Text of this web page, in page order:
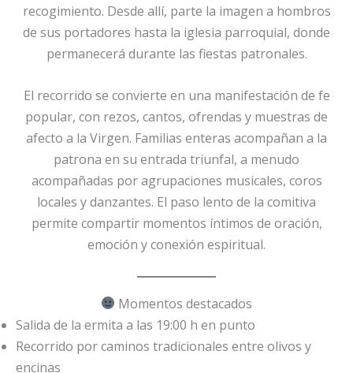
recogimiento. Desde allí, parte la imagen a hombros
de sus portadores hasta la iglesia parroquial, donde
permanecerá durante las fiestas patronales.
El recorrido se convierte en una manifestación de fe
popular, con rezos, cantos, ofrendas y muestras de
afecto a la Virgen. Familias enteras acompañan a la
patrona en su entrada triunfal, a menudo
acompañadas por agrupaciones musicales, coros
locales y danzantes. El paso lento de la comitiva
permite compartir momentos íntimos de oración,
emoción y conexión espiritual.
Momentos destacados
Salida de la ermita a las 19:00 h en punto
Recorrido por caminos tradicionales entre olivos y
encinas